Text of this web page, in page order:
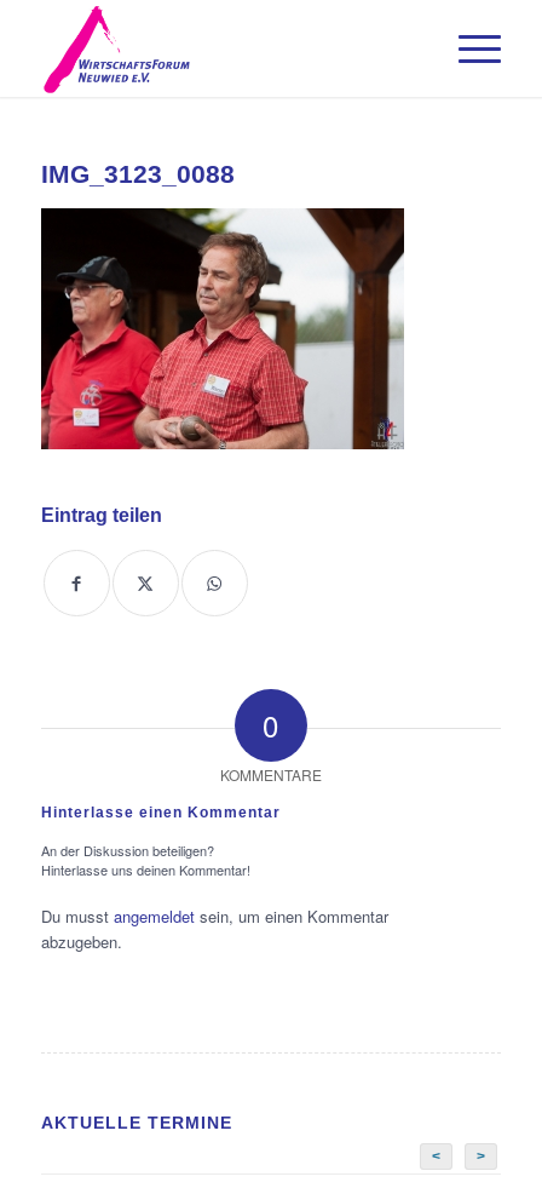
IMG_3123_0088
Eintrag teilen
0
KOMMENTARE
Hinterlasse einen Kommentar
An der Diskussion beteiligen?
Hinterlasse uns deinen Kommentar!
Du musst angemeldetsein, um einen Kommentar
abzugeben.
AKTUELLE TERMINE
< >